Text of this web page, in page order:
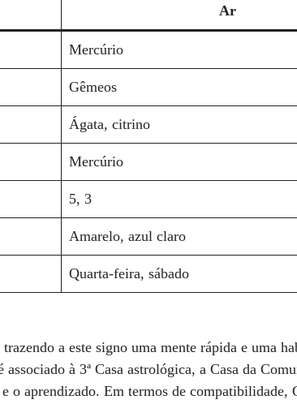
Ar
Mercúrio
Gêmeos
Ágata, citrino
Mercúrio
5, 3
Amarelo, azul claro
Quarta-feira, sábado
a este signo uma mente rápida e uma
à 3ª Casa astrológica, a Casa da
o aprendizado. Em termos de compatibilidade,